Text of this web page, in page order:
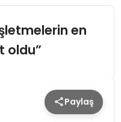
en
oldu”
Paylaş